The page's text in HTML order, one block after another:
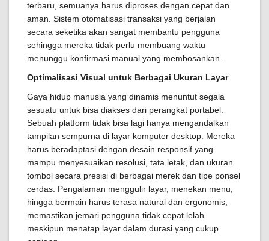
terbaru, semuanya harus diproses dengan cepat dan
aman. Sistem otomatisasi transaksi yang berjalan
secara seketika akan sangat membantu pengguna
sehingga mereka tidak perlu membuang waktu
menunggu konfirmasi manual yang membosankan.
Optimalisasi Visual untuk Berbagai Ukuran Layar
Gaya hidup manusia yang dinamis menuntut segala
sesuatu untuk bisa diakses dari perangkat portabel.
Sebuah platform tidak bisa lagi hanya mengandalkan
tampilan sempurna di layar komputer desktop. Mereka
harus beradaptasi dengan desain responsif yang
mampu menyesuaikan resolusi, tata letak, dan ukuran
tombol secara presisi di berbagai merek dan tipe ponsel
cerdas. Pengalaman menggulir layar, menekan menu,
hingga bermain harus terasa natural dan ergonomis,
memastikan jemari pengguna tidak cepat lelah
meskipun menatap layar dalam durasi yang cukup